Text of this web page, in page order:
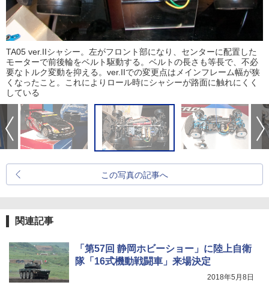
TA05 ver.IIシャシー。左がフロント部になり、センターに配置した
モーターで前後輪をベルト駆動する。ベルトの長さも等長で、不必
要なトルク変動を抑える。ver.IIでの変更点はメインフレーム幅が狭
くなったこと。これによりロール時にシャシーが路面に触れにくく
している
この写真の記事へ
関連記事
「第57回 静岡ホビーショー」に陸上自衛
隊「16式機動戦闘車」来場決定
2018年5月8日